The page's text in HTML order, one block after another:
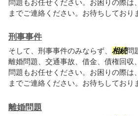
問題もお任せください。お困りの際は
までご連絡ください。お待ちしており
刑事事件
そして、刑事事件のみならず、 相続問
離婚問題、交通事故、借金、債権回収
問題もお任せください。お困りの際は
までご連絡ください。お待ちしており
離婚問題